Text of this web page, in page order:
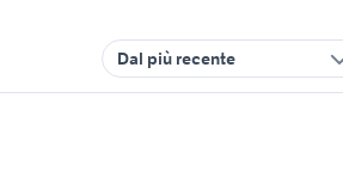
Dal più recente